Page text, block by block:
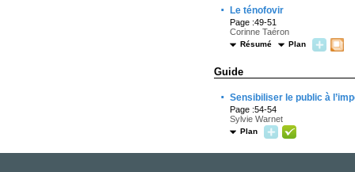
· Le ténofovir
Page :49-51
Corinne Taéron
Résumé Plan
Guide
· Sensibiliser le public à
Page :54-54
Sylvie Warnet
Plan